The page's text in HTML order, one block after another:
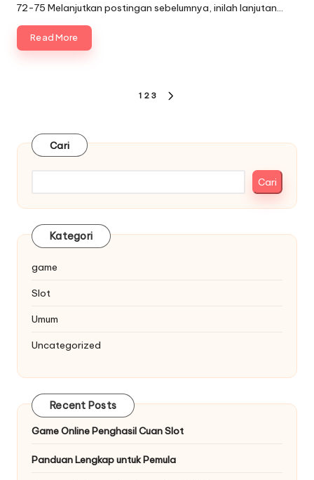
72-75 Melanjutkan postingan sebelumnya, inilah lanjutan…
Read More
1 2 3
Cari
Cari
Kategori
game
Slot
Umum
Uncategorized
Recent Posts
Game Online Penghasil Cuan Slot
Panduan Lengkap untuk Pemula